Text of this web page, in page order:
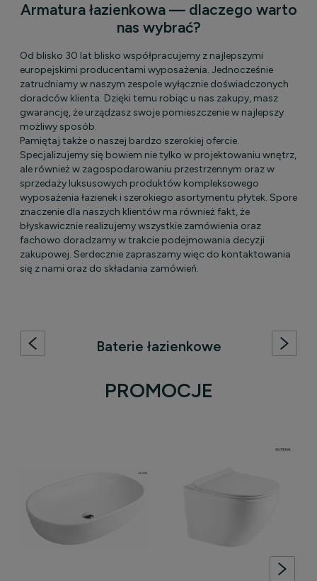
Armatura łazienkowa — dlaczego warto
nas wybrać?
Od blisko 30 lat blisko współpracujemy z najlepszymi
europejskimi producentami wyposażenia. Jednocześnie
zatrudniamy w naszym zespole wyłącznie doświadczonych
doradców klienta. Dzięki temu robiąc u nas zakupy, masz
gwarancję, że urządzasz swoje pomieszczenie w najlepszy
możliwy sposób.
Pamiętaj także o naszej bardzo szerokiej ofercie.
Specjalizujemy się bowiem nie tylko w projektowaniu wnętrz,
ale również w zagospodarowaniu przestrzennym oraz w
sprzedaży luksusowych produktów kompleksowego
wyposażenia łazienek i szerokiego asortymentu płytek. Spore
znaczenie dla naszych klientów ma również fakt, że
błyskawicznie realizujemy wszystkie zamówienia oraz
fachowo doradzamy w trakcie podejmowania decyzji
zakupowej. Serdecznie zapraszamy więc do kontaktowania
się z nami oraz do składania zamówień.
Baterie łazienkowe
nowoczesne i stylowe baterie wannowe, bidetowe,
PROMOCJE